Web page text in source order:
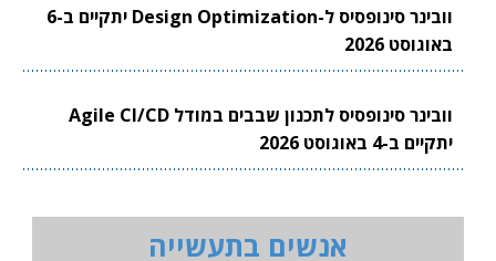
וובינר סינופסיס ל-Design Optimization יתקיים ב-6
באוגוסט 2026
וובינר סינופסיס לתכנון שבבים במודל Agile CI/CD
יתקיים ב-4 באוגוסט 2026
אנשים בתעשייה